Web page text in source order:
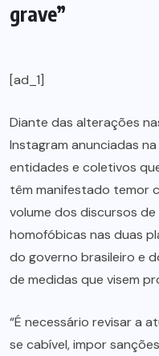
grave”
[ad_1]
Diante das alterações
Instagram anunciadas
entidades e coletivos
têm manifestado temor
volume dos discursos
homofóbicas nas duas
do governo brasileiro e
de medidas que visem
“É necessário revisar a
se cabível, impor